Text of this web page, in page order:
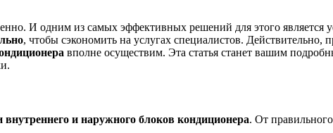
И одним из самых эффективных решений для этого является
, чтобы сэкономить на услугах специалистов. Действительно,
вполне осуществим. Эта статья станет вашим
и наружного блоков кондиционера. От